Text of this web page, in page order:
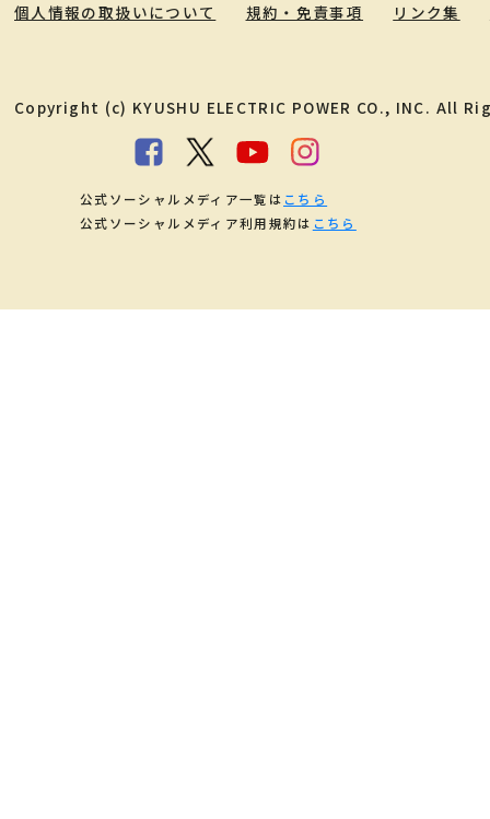
個人情報の取扱いについて 規約・免責事項 リンク集
Copyright (c) KYUSHU ELECTRIC POWER CO., INC. All
公式ソーシャルメディア一覧は こちら
公式ソーシャルメディア利用規約は こちら